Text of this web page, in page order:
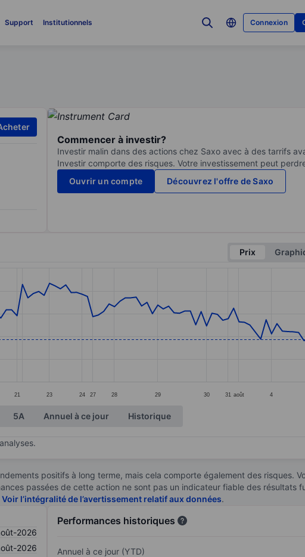
Support Institutionnels Connexion
Commencer à investir?
Investir malin dans des actions chez Saxo avec à des tarrifs
Investir comporte des risques. Votre investissement peut
Ouvrir un compte
Découvrez l'offre de Saxo
Prix
to 74.91.
21 23 24 27 28 29 30 31 août 4
5A Annuel à ce jour Historique
positifs à long terme, mais cela comporte également des risques.
passées de cette action ne sont pas un indicateur fiable des résultats
Voir l’intégralité de l’avertissement relatif aux données.
2026
2026
Performances historiques
Annuel à ce jour (YTD)